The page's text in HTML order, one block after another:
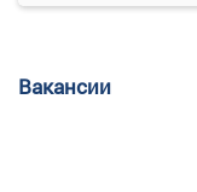
Вакансии